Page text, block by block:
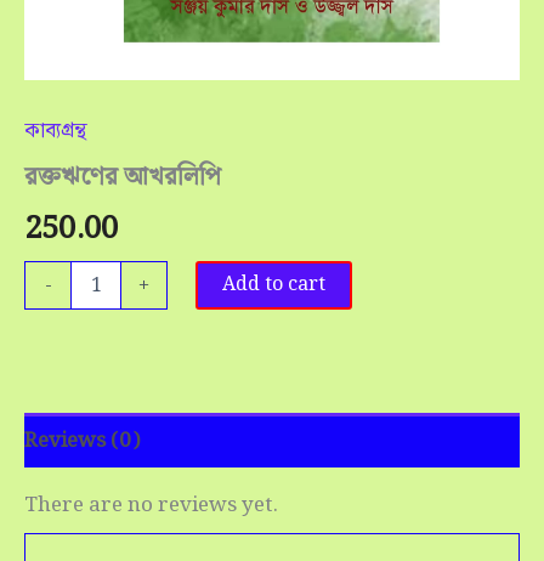
কাব্যগ্রন্থ
রক্তঋণের আখরলিপি
250.00
- + Add to cart
Reviews (0)
There are no reviews yet.